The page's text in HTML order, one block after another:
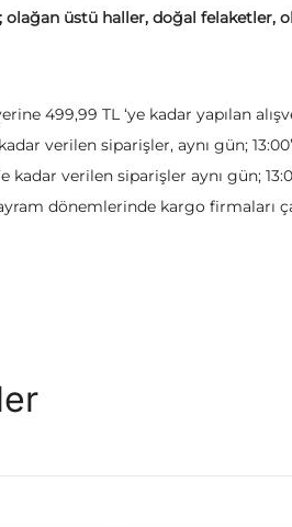
olağan üstü haller, doğal felaketler,
499,99 TL ‘ye kadar yapılan
kadar verilen siparişler, aynı gün;
kadar verilen siparişler aynı gün;
dönemlerinde kargo firmaları